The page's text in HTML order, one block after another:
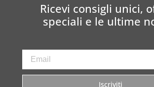
Ricevi consigli unici,
speciali e le ultime
Iscriviti